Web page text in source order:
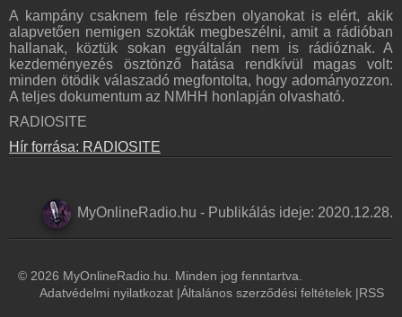
A kampány csaknem fele részben olyanokat is elért, akik
alapvetően nemigen szokták megbeszélni, amit a rádióban
hallanak, köztük sokan egyáltalán nem is rádióznak. A
kezdeményezés ösztönző hatása rendkívül magas volt:
minden ötödik válaszadó megfontolta, hogy adományozzon.
A teljes dokumentum az NMHH honlapján olvasható.
RADIOSITE
Hír forrása: RADIOSITE
MyOnlineRadio.hu - Publikálás ideje: 2020.12.28.
© 2026 MyOnlineRadio.hu. Minden jog fenntartva.
Adatvédelmi nyilatkozat |Általános szerződési feltételek |RSS